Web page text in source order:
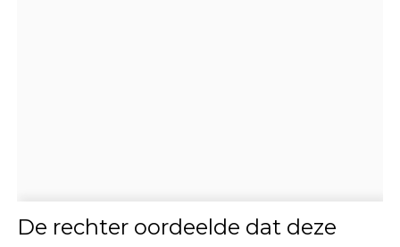
De rechter oordeelde dat deze